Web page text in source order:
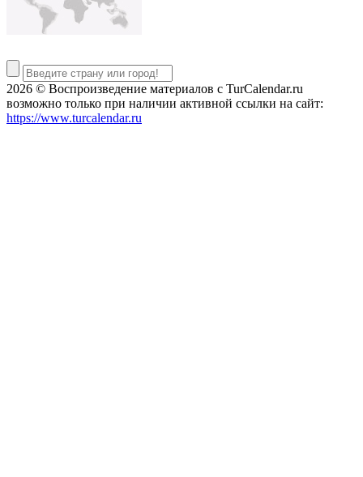
2026 © Воспроизведение материалов c TurCalendar.ru
возможно только при наличии активной ссылки на сайт:
https://www.turcalendar.ru